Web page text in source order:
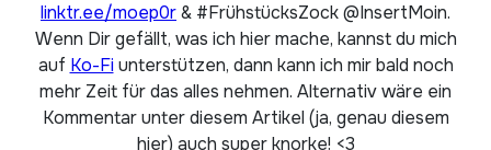
linktr.ee/moep0r& #FrühstücksZock @InsertMoin.
Wenn Dir gefällt, was ich hier mache, kannst du mich
auf Ko-Fiunterstützen, dann kann ich mir bald noch
mehr Zeit für das alles nehmen. Alternativ wäre ein
Kommentar unter diesem Artikel (ja, genau diesem
hier) auch super knorke! <3